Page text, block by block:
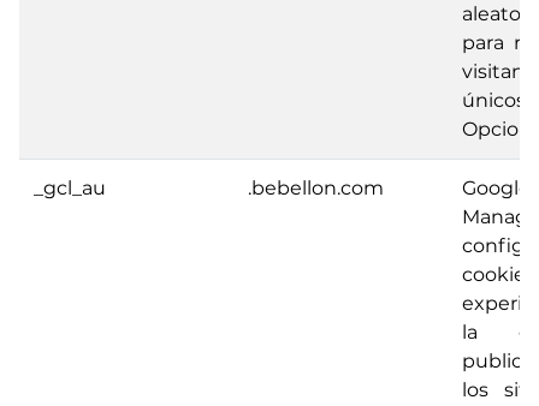
para
únicos.
_gcl_au .bebellon.com
la
los